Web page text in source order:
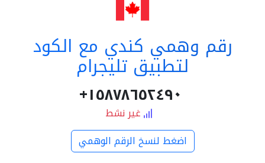
رقم وهمي كندي مع الكود
لتطبيق تليجرام
١٥٨٧٨٦٥٢٤٩٠+
غير نشط
اضغط لنسخ الرقم الوهمي